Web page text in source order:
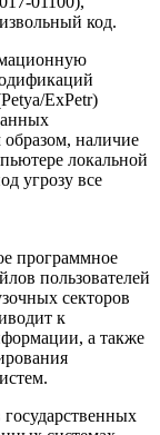
код.
ExPetr)
наличие
локальной
угрозу все
программное
пользователей
секторов
к
а также